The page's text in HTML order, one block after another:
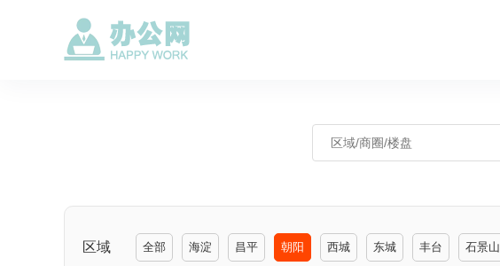
区域 全部 海淀 昌平 朝阳 西城 东城 丰台 石景山